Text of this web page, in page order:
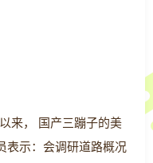
来， 国产三蹦子的美
表示：会调研道路概况